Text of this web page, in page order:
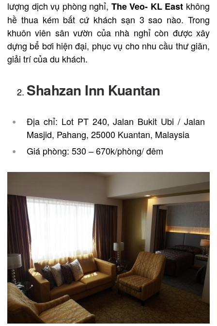
lượng dịch vụ phòng nghỉ, The Veo- KL East không
hề thua kém bất cứ khách sạn 3 sao nào. Trong
khuôn viên sân vườn của nhà nghỉ còn được xây
dựng bể bơi hiện đại, phục vụ cho nhu cầu thư giãn,
giải trí của du khách.
Shahzan Inn Kuantan
Địa chỉ: Lot PT 240, Jalan Bukit Ubi / Jalan
Masjid, Pahang, 25000 Kuantan, Malaysia
Giá phòng: 530 – 670k/phòng/ đêm